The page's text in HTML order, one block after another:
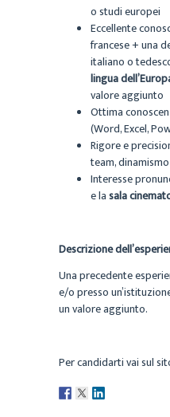
o studi europei
Eccellente
francese + una
italiano o
lingua
valore aggiunto
Ottima
(Word, Excel,
Rigore e
team,
Interesse
e lasala
Descrizione
Una precedente
e/o presso
un valore aggiunto.
Per candidarti vai sul